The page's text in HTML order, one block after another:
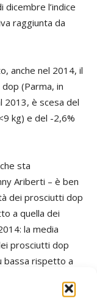
l’indice
raggiunta da
anche nel 2014, il
(Parma, in
2013, è scesa del
kg) e del -2,6%
sta
Ariberti – è ben
dei prosciutti dop
a quella dei
la media
prosciutti dop
bassa rispetto a
meno negativo
dop pesanti la cui